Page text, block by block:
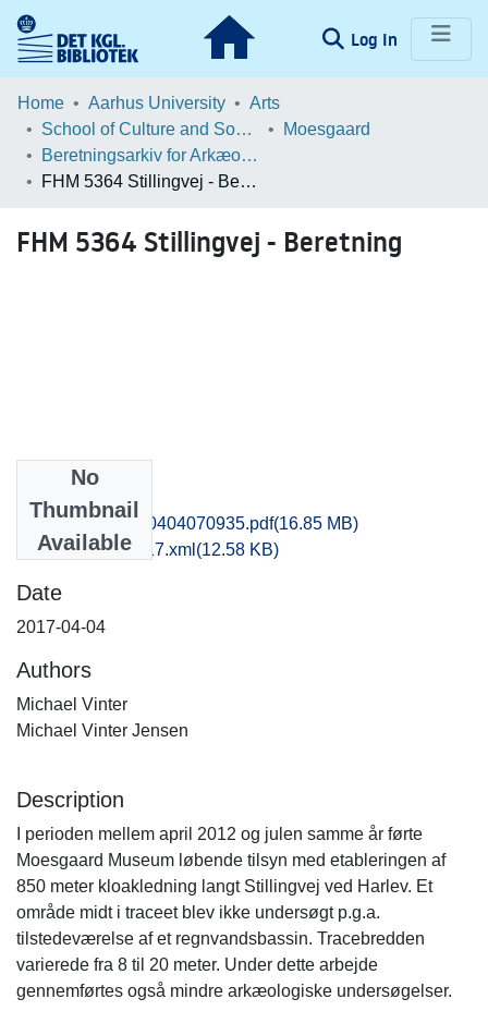
Log In (current)
Communities & Collections
Statistics
Home Aarhus University
Arts
School of Culture and Society
Moesgaard
Beretningsarkiv for Arkæologiske Undersøgelser
FHM 5364 Stillingvej - Beretning
FHM 5364 Stillingvej - Beretning
No
Thumbnail
Available
fhm1lala_20170404070935.pdf(16.85 MB)
recordxml_item_17.xml (12.58 KB)
Date
2017-04-04
Authors
Michael Vinter
Michael Vinter Jensen
Description
I perioden mellem april 2012 og julen samme år førte
Moesgaard Museum løbende tilsyn med etableringen af
850 meter kloakledning langt Stillingvej ved Harlev. Et
område midt i traceet blev ikke undersøgt p.g.a.
tilstedeværelse af et regnvandsbassin. Tracebredden
varierede fra 8 til 20 meter. Under dette arbejde
gennemførtes også mindre arkæologiske undersøgelser.